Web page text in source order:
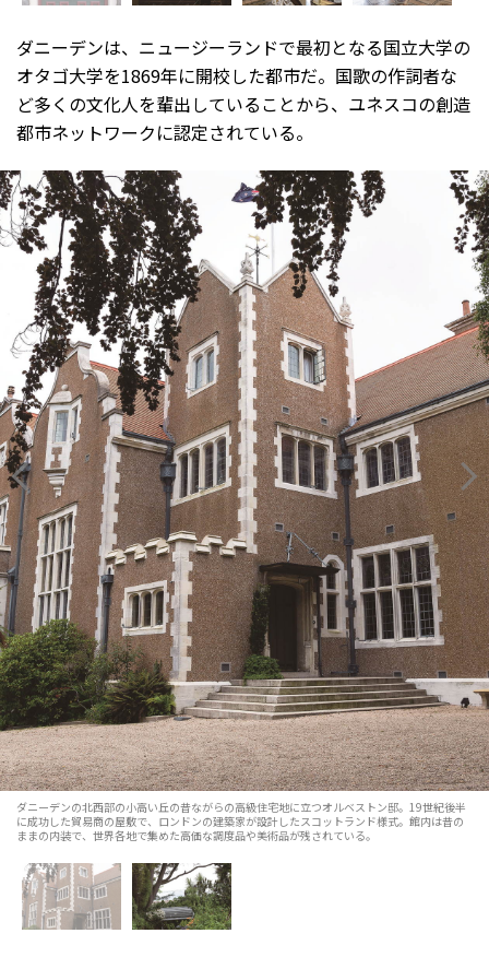
ダニーデンは、ニュージーランドで最初となる国立大学の
オタゴ大学を1869年に開校した都市だ。国歌の作詞者な
ど多くの文化人を輩出していることから、ユネスコの創造
都市ネットワークに認定されている。
ダニーデンの北西部の小高い丘の昔ながらの高級住宅地に立つオルベストン邸。19世紀後半
に成功した貿易商の屋敷で、ロンドンの建築家が設計したスコットランド様式。館内は昔の
ままの内装で、世界各地で集めた高価な調度品や美術品が残されている。